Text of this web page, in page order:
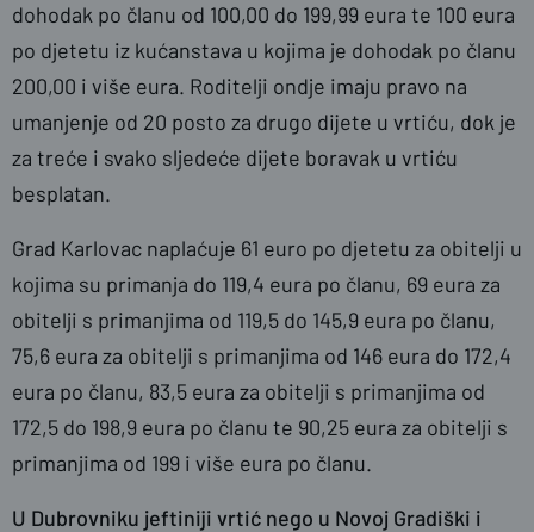
dohodak po članu od 100,00 do 199,99 eura te 100 eura
po djetetu iz kućanstava u kojima je dohodak po članu
200,00 i više eura. Roditelji ondje imaju pravo na
umanjenje od 20 posto za drugo dijete u vrtiću, dok je
za treće i svako sljedeće dijete boravak u vrtiću
besplatan.
Grad Karlovac naplaćuje 61 euro po djetetu za obitelji u
kojima su primanja do 119,4 eura po članu, 69 eura za
obitelji s primanjima od 119,5 do 145,9 eura po članu,
75,6 eura za obitelji s primanjima od 146 eura do 172,4
eura po članu, 83,5 eura za obitelji s primanjima od
172,5 do 198,9 eura po članu te 90,25 eura za obitelji s
primanjima od 199 i više eura po članu.
U Dubrovniku jeftiniji vrtić nego u Novoj Gradiški i